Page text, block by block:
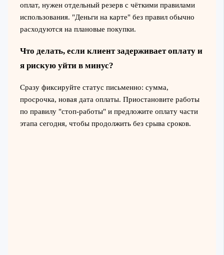
оплат, нужен отдельный резерв с чёткими правилами
использования. "Деньги на карте" без правил обычно
расходуются на плановые покупки.
Что делать, если клиент задерживает оплату и
я рискую уйти в минус?
Сразу фиксируйте статус письменно: сумма,
просрочка, новая дата оплаты. Приостановите работы
по правилу "стоп-работы" и предложите оплату части
этапа сегодня, чтобы продолжить без срыва сроков.